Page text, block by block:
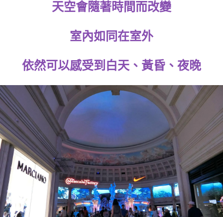
天空會隨著時間而改變
室內如同在室外
依然可以感受到白天、黃昏、夜晚